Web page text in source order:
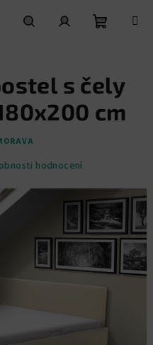
košík
s čely
cm
hodnocení